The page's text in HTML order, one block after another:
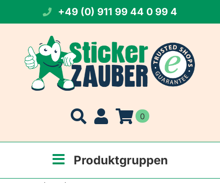
springen
+49 (0) 911 99 44 0 99 4
0
Produktgruppen